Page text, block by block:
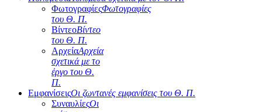
ΦωτογραφίεςΦωτογραφίες
του Θ. Π.
ΒίντεοΒίντεο
του Θ. Π.
ΑρχείαΑρχεία
σχετικά με το
έργο του Θ.
Π.
ΕμφανίσειςΟι ζωντανές εμφανίσεις του Θ. Π.
ΣυναυλίεςΟι